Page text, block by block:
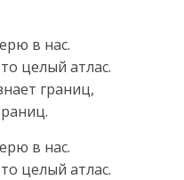
в нас.
целый атлас.
границ,
в нас.
целый атлас.